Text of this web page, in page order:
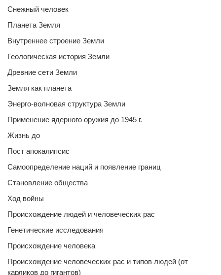
Снежный человек
Планета Земля
Внутреннее строение Земли
Геологическая история Земли
Древние сети Земли
Земля как планета
Энерго-волновая структура Земли
Применение ядерного оружия до 1945 г.
Жизнь до
Пост апокалипсис
Самоопределение наций и появление границ
Становление общества
Ход войны
Происхождение людей и человеческих рас
Генетические исследования
Происхождение человека
Происхождение человеческих рас и типов людей (от
карликов до гигантов)